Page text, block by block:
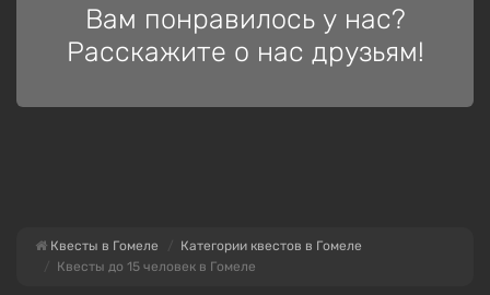
Вам понравилось у нас?
Расскажите о нас друзьям!
Квесты в Гомеле
Категории квестов в Гомеле
Квесты до 15 человек в Гомеле